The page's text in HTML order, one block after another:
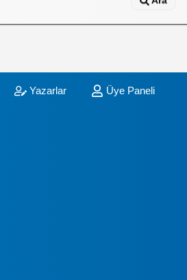
Yazarlar Üye Paneli